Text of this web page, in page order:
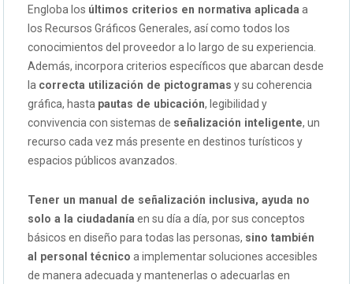
Engloba los últimos criterios en normativa aplicada a
los Recursos Gráficos Generales, así como todos los
conocimientos del proveedor a lo largo de su experiencia.
Además, incorpora criterios específicos que abarcan desde
la correcta utilización de pictogramas y su coherencia
gráfica, hasta pautas de ubicación, legibilidad y
convivencia con sistemas de señalización inteligente, un
recurso cada vez más presente en destinos turísticos y
espacios públicos avanzados.
Tener un manual de señalización inclusiva, ayuda no
solo a la ciudadanía en su día a día, por sus conceptos
básicos en diseño para todas las personas, sino también
al personal técnico a implementar soluciones accesibles
de manera adecuada y mantenerlas o adecuarlas en